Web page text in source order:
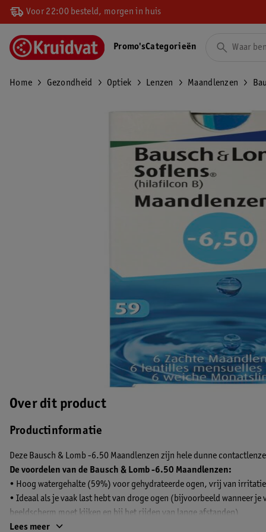
Voor 22:00 besteld, morgen in huis
Promo'sCategorieën
Home Gezondheid Optiek Lenzen Maandlenzen
Over dit product
Productinformatie
Deze Bausch & Lomb -6.50 Maandlenzen zijn hele dunne
De voordelen van de Bausch & Lomb -6.50 Maandlenzen:
• Hoog watergehalte (59%) voor gehydrateerde ogen, vrij van irritatie
• Ideaal als je vaak last hebt van droge ogen (bijvoorbeeld wanneer je
beeldscherm moet kijken en bij het rijden van lange afstanden)
• Je ogen blijven vochtig en voelen de hele dag lang fris
Lees meer